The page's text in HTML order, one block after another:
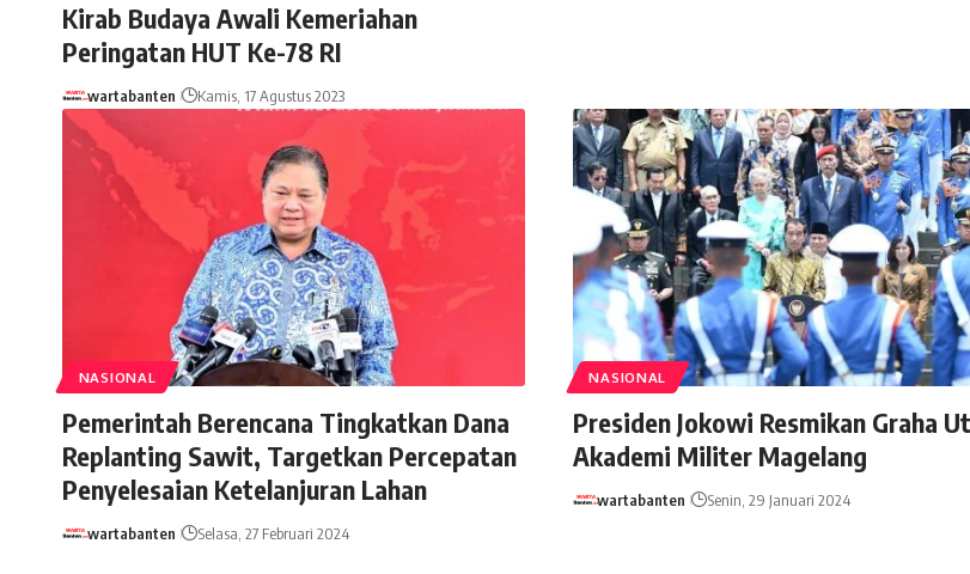
Kirab Budaya Awali Kemeriahan
Peringatan HUT Ke-78 RI
wartabanten Kamis, 17 Agustus 2023
NASIONAL
Pemerintah Berencana Tingkatkan Dana
Replanting Sawit, Targetkan Percepatan
Penyelesaian Ketelanjuran Lahan
wartabanten Selasa, 27 Februari 2024
NASIONAL
Presiden Jokowi Resmikan Graha
Akademi Militer Magelang
wartabanten Senin, 29 Januari 2024